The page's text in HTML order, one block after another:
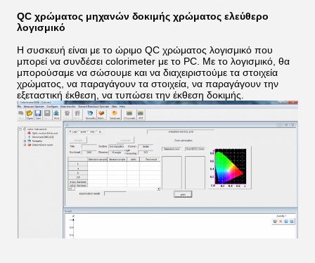
QC χρώματος μηχανών δοκιμής χρώματος ελεύθερο
λογισμικό
Η συσκευή είναι με το ώριμο QC χρώματος λογισμικό που
μπορεί να συνδέσει colorimeter με το PC. Με το λογισμικό, θα
μπορούσαμε να σώσουμε και να διαχειριστούμε τα στοιχεία
χρώματος, να παραγάγουν τα στοιχεία, να παραγάγουν την
εξεταστική έκθεση, να τυπώσει την έκθεση δοκιμής.